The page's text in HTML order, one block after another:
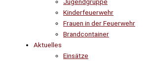
Kinderfeuerwehr
Frauen in der Feuerwehr
Brandcontainer
Aktuelles
Einsätze